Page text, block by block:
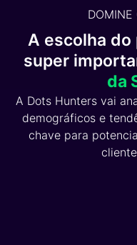
DOMINE
A escolha
super
da
A Dots Hunters vai
demográficos e
chave para